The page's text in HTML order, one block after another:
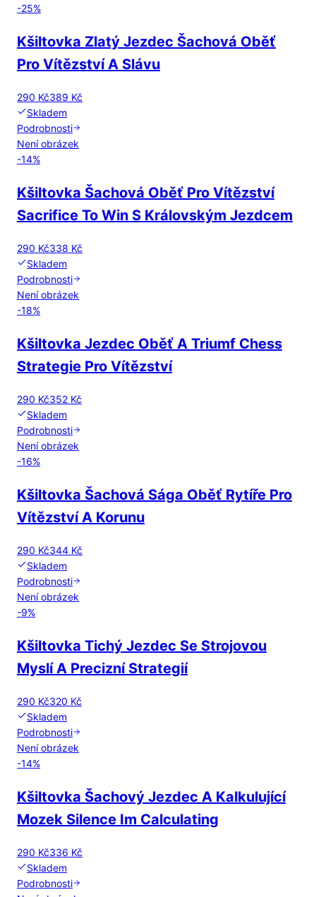
-25%
Kšiltovka Zlatý Jezdec Šachová Oběť
Pro Vítězství A Slávu
290 Kč389 Kč
Skladem
Podrobnosti
Není obrázek
-14%
Kšiltovka Šachová Oběť Pro Vítězství
Sacrifice To Win S Královským Jezdcem
290 Kč338 Kč
Skladem
Podrobnosti
Není obrázek
-18%
Kšiltovka Jezdec Oběť A Triumf Chess
Strategie Pro Vítězství
290 Kč352 Kč
Skladem
Podrobnosti
Není obrázek
-16%
Kšiltovka Šachová Sága Oběť Rytíře Pro
Vítězství A Korunu
290 Kč344 Kč
Skladem
Podrobnosti
Není obrázek
-9%
Kšiltovka Tichý Jezdec Se Strojovou
Myslí A Precizní Strategií
290 Kč320 Kč
Skladem
Podrobnosti
Není obrázek
-14%
Kšiltovka Šachový Jezdec A Kalkulující
Mozek Silence Im Calculating
290 Kč336 Kč
Skladem
Podrobnosti